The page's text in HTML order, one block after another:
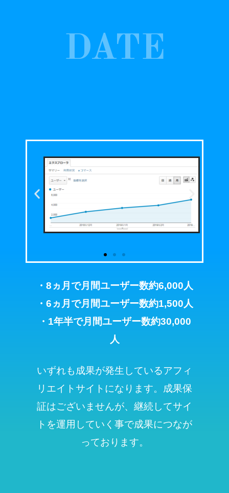
DATE
・8ヵ月で月間ユーザー数約6,000人
・6ヵ月で月間ユーザー数約1,500人
・1年半で月間ユーザー数約30,000
人
いずれも成果が発生しているアフィ
リエイトサイトになります。成果保
証はございませんが、継続してサイ
トを運用していく事で成果につなが
っております。